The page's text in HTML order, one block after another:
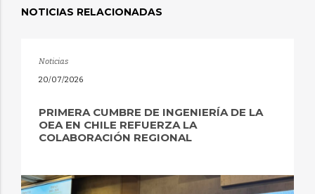
NOTICIAS RELACIONADAS
Noticias
20/07/2026
PRIMERA CUMBRE DE INGENIERÍA DE LA
OEA EN CHILE REFUERZA LA
COLABORACIÓN REGIONAL